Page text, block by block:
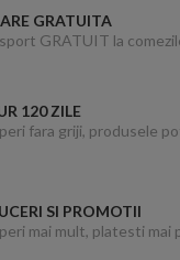
GRATUITA
GRATUIT la
120 ZILE
fara griji, produsele
SI PROMOTII
mai mult, platesti mai